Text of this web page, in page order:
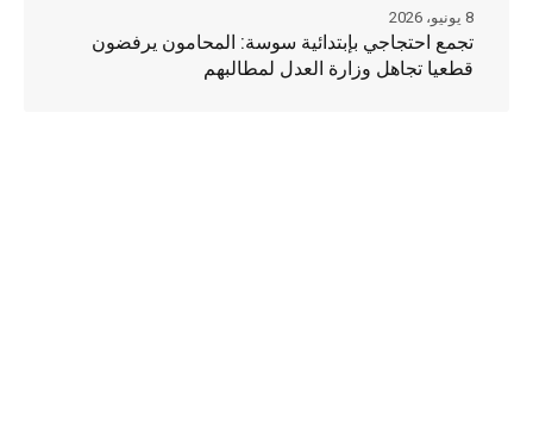
تجمع احتجاجي بإبتدائية سوسة: المحامون يرفضون
قطعيا تجاهل وزارة العدل لمطالبهم
8 يونيو، 2026